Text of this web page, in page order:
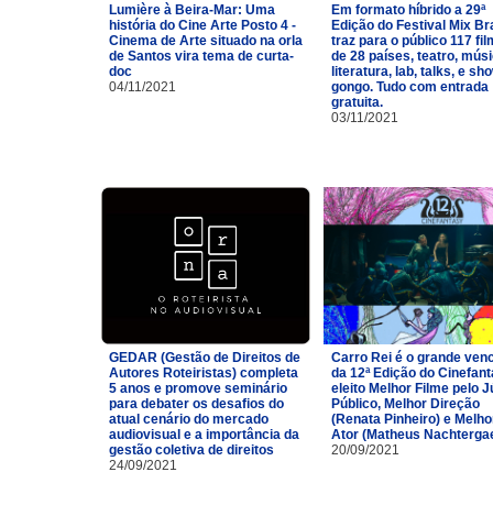
Lumière à Beira-Mar: Uma
história do Cine Arte Posto 4 -
Cinema de Arte situado na orla
de Santos vira tema de curta-
doc
04/11/2021
Em formato híbrido a 29ª
Edição do Festival Mix
traz para o público 117
de 28 países, teatro,
literatura, lab, talks, e
gongo. Tudo com entrada
gratuita.
03/11/2021
GEDAR (Gestão de Direitos de
Autores Roteiristas) completa
5 anos e promove seminário
para debater os desafios do
atual cenário do mercado
audiovisual e a importância da
gestão coletiva de direitos
24/09/2021
Carro Rei é o grande
da 12ª Edição do
eleito Melhor Filme pelo
Público, Melhor Direção
(Renata Pinheiro) e
Ator (Matheus
20/09/2021